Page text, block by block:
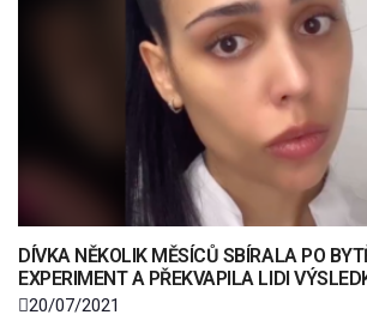
DÍVKA NĚKOLIK MĚSÍCŮ SBÍRALA PO
EXPERIMENT A PŘEKVAPILA LIDI
20/07/2021